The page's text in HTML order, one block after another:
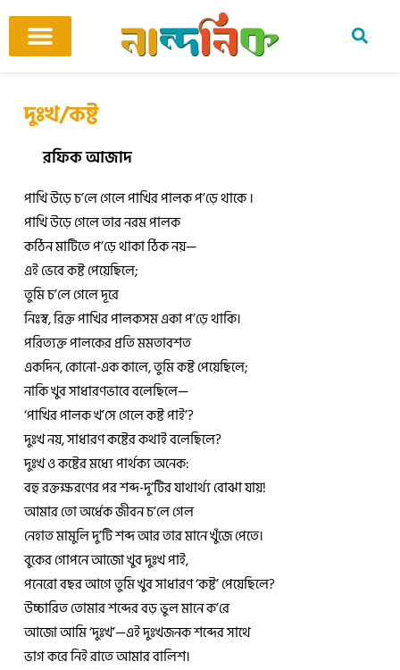
content
দুঃখ/কষ্ট
রফিক আজাদ
পাখি উড়ে চ’লে গেলে পাখির পালক প’ড়ে থাকে ।
পাখি উড়ে গেলে তার নরম পালক
কঠিন মাটিতে প’ড়ে থাকা ঠিক নয়—
এই ভেবে কষ্ট পেয়েছিলে;
তুমি চ’লে গেলে দূরে
নিঃস্ব, রিক্ত পাখির পালকসম একা প’ড়ে থাকি।
পরিত্যক্ত পালকের প্রতি মমতাবশত
একদিন, কোনো-এক কালে, তুমি কষ্ট পেয়েছিলে;
নাকি খুব সাধারণভাবে বলেছিলে—
‘পাখির পালক খ’সে গেলে কষ্ট পাই’?
দুঃখ নয়, সাধারণ কষ্টের কথাই বলেছিলে?
দুঃখ ও কষ্টের মধ্যে পার্থক্য অনেক:
বহু রক্তক্ষরণের পর শব্দ-দু’টির যাথার্থ্য বোঝা যায়!
আমার তো অর্ধেক জীবন চ’লে গেল
নেহাত মামুলি দু’টি শব্দ আর তার মানে খুঁজে পেতে।
বুকের গোপনে আজো খুব দুঃখ পাই,
পনেরো বছর আগে তুমি খুব সাধারণ ‘কষ্ট’ পেয়েছিলে?
উচ্চারিত তোমার শব্দের বড় ভুল মানে ক’রে
আজো আমি ‘দুঃখ’—এই দুঃখজনক শব্দের সাথে
ভাগ করে নিই রাতে আমার বালিশ।